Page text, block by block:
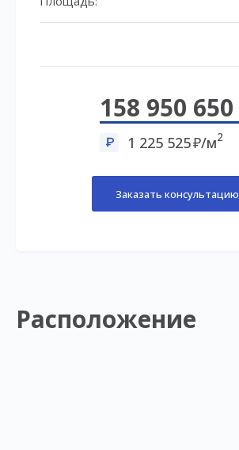
158 950 650
1 225 525 /м2
Заказать консультацию
Расположение